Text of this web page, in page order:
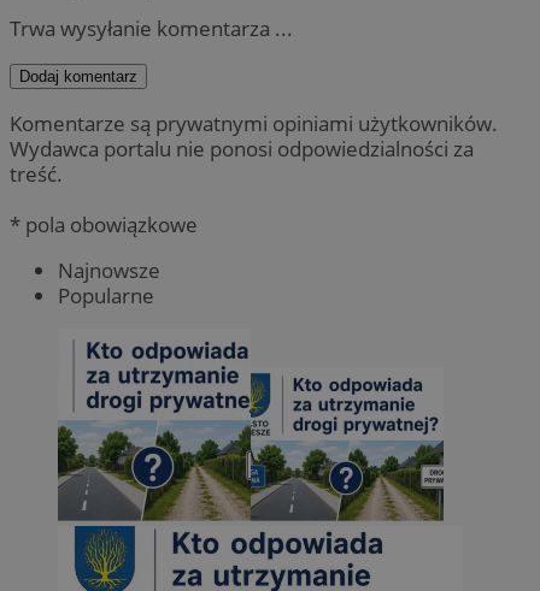
Trwa wysyłanie komentarza ...
Dodaj komentarz
Komentarze są prywatnymi opiniami użytkowników.
Wydawca portalu nie ponosi odpowiedzialności za
treść.
* pola obowiązkowe
Najnowsze
Popularne